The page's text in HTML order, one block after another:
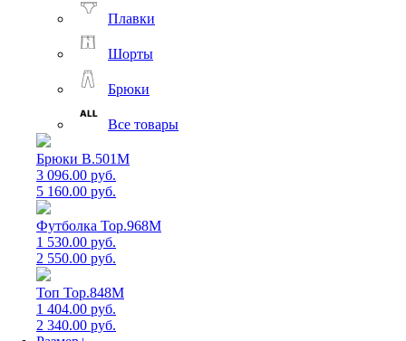
Плавки
Шорты
Брюки
Все товары
Брюки B.501M
3 096.00 руб.
5 160.00 руб.
Футболка Top.968M
1 530.00 руб.
2 550.00 руб.
Топ Top.848M
1 404.00 руб.
2 340.00 руб.